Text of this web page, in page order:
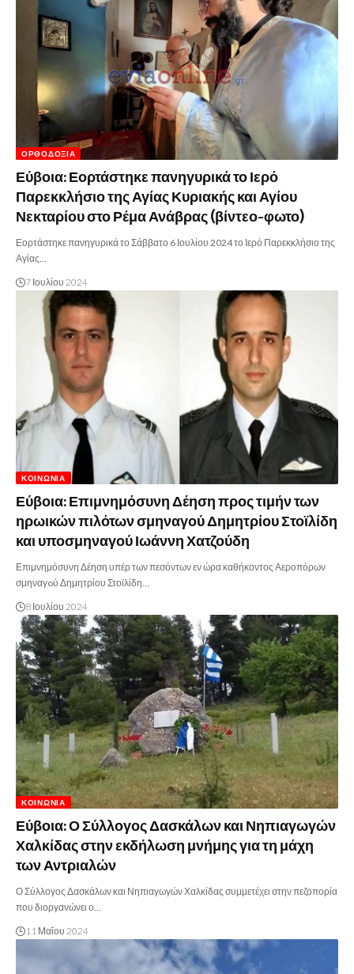
ΟΡΘΟΔΟΞΊΑ
Εύβοια: Εορτάστηκε πανηγυρικά το Ιερό
Παρεκκλήσιο της Αγίας Κυριακής και Αγίου
Νεκταρίου στο Ρέμα Ανάβρας (βίντεο-φωτο)
Εορτάστηκε πανηγυρικά το Σάββατο 6 Ιουλίου 2024 το Ιερό Παρεκκλήσιο της
Αγίας…
7 Ιουλίου 2024
ΚΟΙΝΩΝΊΑ
Εύβοια: Επιμνημόσυνη Δέηση προς τιμήν των
ηρωικών πιλότων σμηναγού Δημητρίου Στοϊλίδη
και υποσμηναγού Ιωάννη Χατζούδη
Επιμνημόσυνη Δέηση υπέρ των πεσόντων εν ώρα καθήκοντος Αεροπόρων
σμηναγoύ Δημητρίου Στοϊλίδη…
8 Ιουλίου 2024
ΚΟΙΝΩΝΊΑ
Εύβοια: Ο Σύλλογος Δασκάλων και Νηπιαγωγών
Χαλκίδας στην εκδήλωση μνήμης για τη μάχη
των Αντριαλών
Ο Σύλλογος Δασκάλων και Νηπιαγωγών Χαλκίδας συμμετέχει στην πεζοπορία
που διοργανώνει ο…
11 Μαΐου 2024